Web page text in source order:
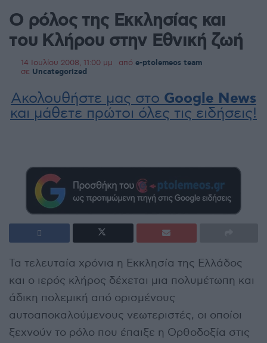
Ο ρόλος της Εκκλησίας και
του Κλήρου στην Εθνική ζωή
14 Ιουλίου 2008, 11:00 μμ από e-ptolemeos team
σε Uncategorized
Ακολουθήστε μας στο Google News
και μάθετε πρώτοι όλες τις ειδήσεις!
Τα τελευταία χρόνια η Εκκλησία της Ελλάδος
και ο ιερός κλήρος δέχεται μια πολυμέτωπη και
άδικη πολεμική από ορισμένους
αυτοαποκαλούμενους νεωτεριστές, οι οποίοι
ξεχνούν το ρόλο που έπαιξε η Ορθοδοξία στις